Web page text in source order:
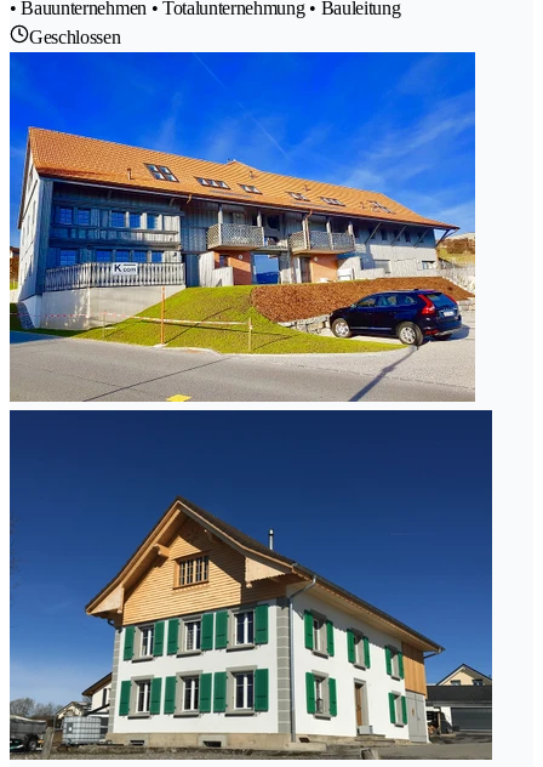
• Bauunternehmen • Totalunternehmung • Bauleitung
Geschlossen